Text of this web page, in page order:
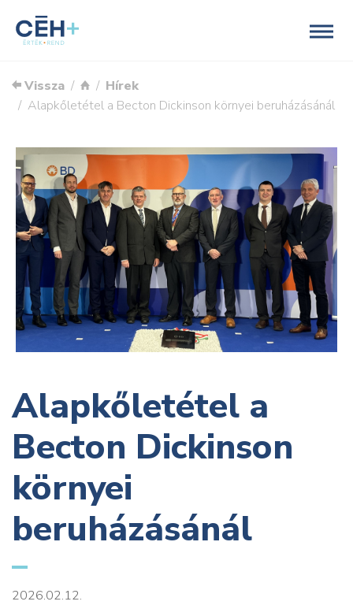
Vissza
Hírek
Alapkőletétel a Becton Dickinson környei beruházásánál
Alapkőletétel a
Becton Dickinson
környei
beruházásánál
2026.02.12.